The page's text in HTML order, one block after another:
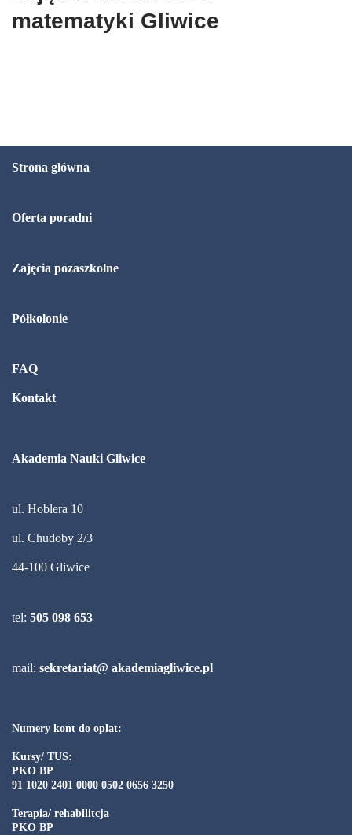
matematyki Gliwice
Strona główna
Oferta poradni
Zajęcia pozaszkolne
Półkolonie
FAQ
Kontakt
Akademia Nauki Gliwice
ul. Hoblera 10
ul. Chudoby 2/3
44-100 Gliwice
tel: 505 098 653
mail: sekretariat@ akademiagliwice.pl
Numery kont do oplat:
Kursy/ TUS:
PKO BP
91 1020 2401 0000 0502 0656 3250
Terapia/ rehabilitcja
PKO BP